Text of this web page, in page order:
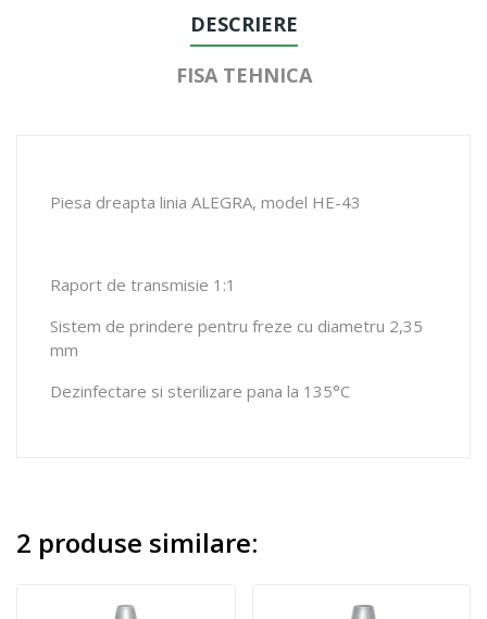
DESCRIERE
FISA TEHNICA
Piesa dreapta linia ALEGRA, model HE-43
Raport de transmisie 1:1
Sistem de prindere pentru freze cu diametru 2,35
mm
Dezinfectare si sterilizare pana la 135°C
2 produse similare: